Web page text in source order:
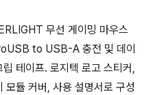
무선 게이밍 마우스
to USB-A 충전 및 데이
테이프. 로지텍 로고 스티커,
듈 커버, 사용 설명서로 구성